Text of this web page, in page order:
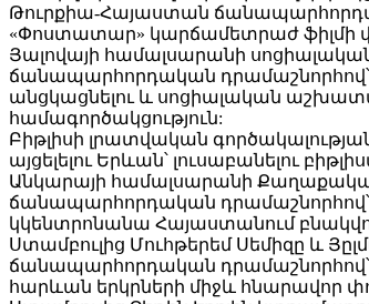
Թուրքիա-Հայաստան
«Փոստատար» կարճամետրաժ ֆիլմի
Յալովայի համալսարանի
ճանապարհորդական դրամաշնորհով՝
անցկացնելու և սոցիալական
համագործակցություն:
Բիթլիսի լրատվական
այցելելու Երևան՝ լուսաբանելու
Անկարայի համալսարանի
ճանապարհորդական դրամաշնորհով՝
կկենտրոնանա Հայաստանում
Ստամբուլից Մուհթերեմ Սեմիզը և
ճանապարհորդական դրամաշնորհով՝
հարևան երկրների միջև հնարավոր